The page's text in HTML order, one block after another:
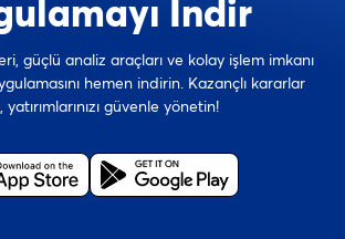
İndir
güçlü analiz araçları ve kolay işlem imkanı
hemen indirin. Kazançlı kararlar
yatırımlarınızı güvenle yönetin!